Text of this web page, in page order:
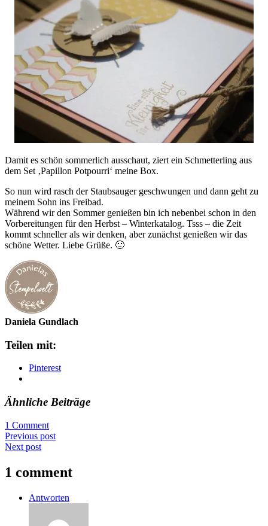
Damit es schön sommerlich ausschaut, ziert ein Schmetterling aus
dem Set ‚Papillon Potpourri‘ meine Box.
So nun wird rasch der Staubsauger geschwungen und dann geht zu
meinem Sohn ins Freibad.
Während wir den Sommer genießen bin ich nebenbei schon in den
Vorbereitungen für den Herbst – Winterkatalog. Tsss – die Zeit
kommt schneller als wir denken, aber zunächst genießen wir das
schöne Wetter. Liebe Grüße. 🙂
Daniela Gundlach
Teilen mit:
Pinterest
Ähnliche Beiträge
1 Comment
Previous post
Next post
1 comment
Antworten